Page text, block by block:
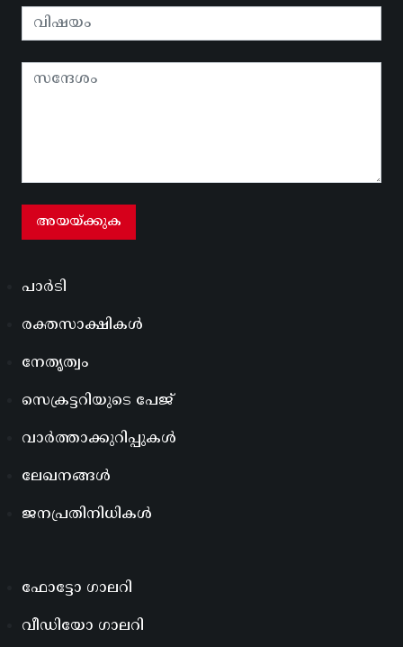
പാർടി
രക്തസാക്ഷികൾ
നേതൃത്വം
സെക്രട്ടറിയുടെ പേജ്
വാർത്താക്കുറിപ്പുകൾ
ലേഖനങ്ങൾ
ജനപ്രതിനിധികൾ
ഫോട്ടോ ഗാലറി
വീഡിയോ ഗാലറി